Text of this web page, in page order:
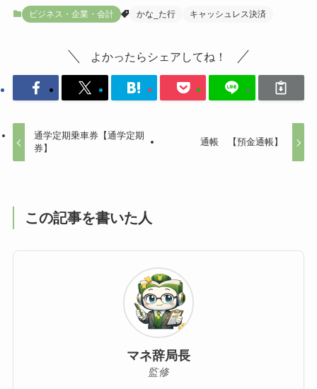
ビジネス・企業・会計 かな_た行 キャッシュレス決済
よかったらシェアしてね！
通学定期乗車券【通学定期
券】
通帳 【預金通帳】
この記事を書いた人
マネ辞局長
監修